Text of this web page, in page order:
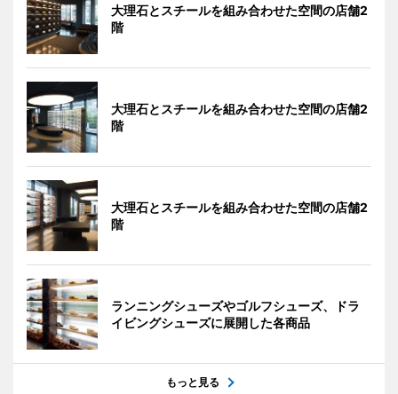
大理石とスチールを組み合わせた空間の店舗2
階
大理石とスチールを組み合わせた空間の店舗2
階
大理石とスチールを組み合わせた空間の店舗2
階
ランニングシューズやゴルフシューズ、ドラ
イビングシューズに展開した各商品
もっと見る